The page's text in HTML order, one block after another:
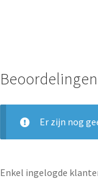
Beoordelingen
Er zijn nog
Enkel ingelogde